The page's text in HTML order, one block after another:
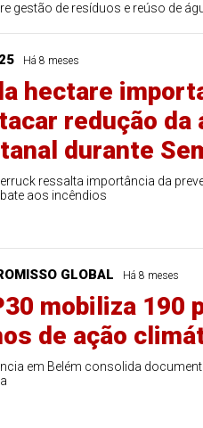
gestão de resíduos e reúso de
Há 8 meses
hectare
redução da
durante
ressalta importância da
aos incêndios
GLOBAL Há 8 meses
mobiliza 190
de ação
em Belém consolida